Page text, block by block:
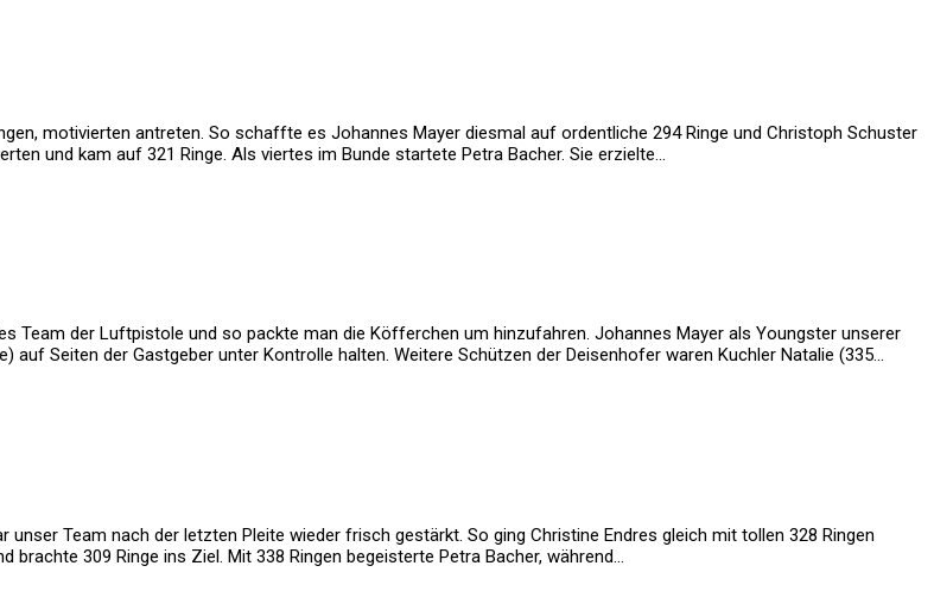
motivierten antreten. So schaffte es Johannes Mayer diesmal auf ordentliche 294 Ringe und Christoph Schuster
und kam auf 321 Ringe. Als viertes im Bunde startete Petra Bacher. Sie erzielte…
Team der Luftpistole und so packte man die Köfferchen um hinzufahren. Johannes Mayer als Youngster unserer
auf Seiten der Gastgeber unter Kontrolle halten. Weitere Schützen der Deisenhofer waren Kuchler Natalie (335…
Team nach der letzten Pleite wieder frisch gestärkt. So ging Christine Endres gleich mit tollen 328 Ringen
309 Ringe ins Ziel. Mit 338 Ringen begeisterte Petra Bacher, während…